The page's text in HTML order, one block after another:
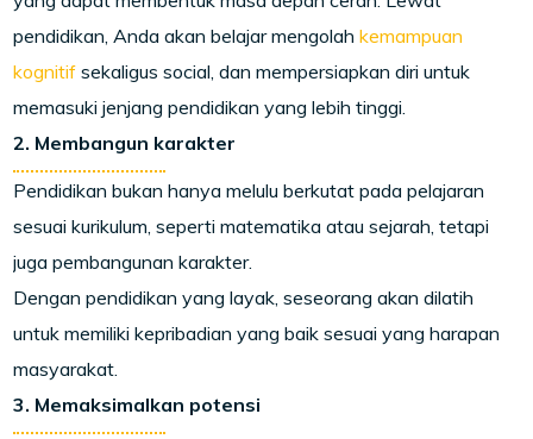
pendidikan, Anda akan belajar mengolahkemampuan
kognitif sekaligus social, dan mempersiapkan diri untuk
memasuki jenjang pendidikan yang lebih tinggi.
2. Membangun karakter
Pendidikan bukan hanya melulu berkutat pada pelajaran
sesuai kurikulum, seperti matematika atau sejarah, tetapi
juga pembangunan karakter.
Dengan pendidikan yang layak, seseorang akan dilatih
untuk memiliki kepribadian yang baik sesuai yang harapan
masyarakat.
3. Memaksimalkan potensi